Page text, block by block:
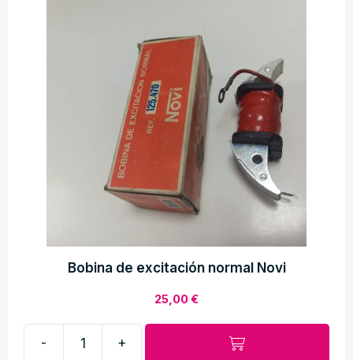
Bobina de excitación normal Novi
25,00€
- +